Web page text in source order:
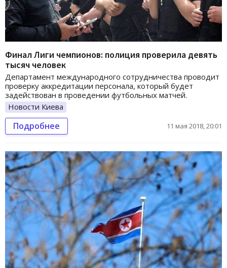
Финал Лиги чемпионов: полиция проверила девять
тысяч человек
Департамент международного сотрудничества проводит
проверку аккредитации персонала, который будет
задействован в проведении футбольных матчей.
Новости Киева
Подробнее 11 мая 2018, 20:01